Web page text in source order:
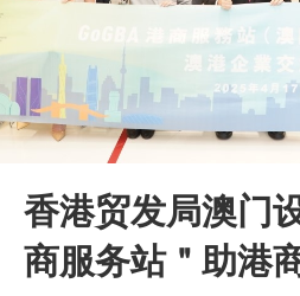
香港贸发局澳门
商服务站＂助港